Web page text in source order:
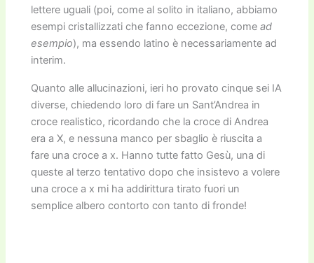
lettere uguali (poi, come al solito in italiano, abbiamo
esempi cristallizzati che fanno eccezione, comead
esempio), ma essendo latino è necessariamente ad
interim.
Quanto alle allucinazioni, ieri ho provato cinque sei IA
diverse, chiedendo loro di fare un Sant’Andrea in
croce realistico, ricordando che la croce di Andrea
era a X, e nessuna manco per sbaglio è riuscita a
fare una croce a x. Hanno tutte fatto Gesù, una di
queste al terzo tentativo dopo che insistevo a volere
una croce a x mi ha addirittura tirato fuori un
semplice albero contorto con tanto di fronde!